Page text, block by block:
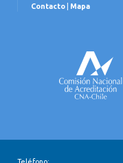
Contacto Mapa